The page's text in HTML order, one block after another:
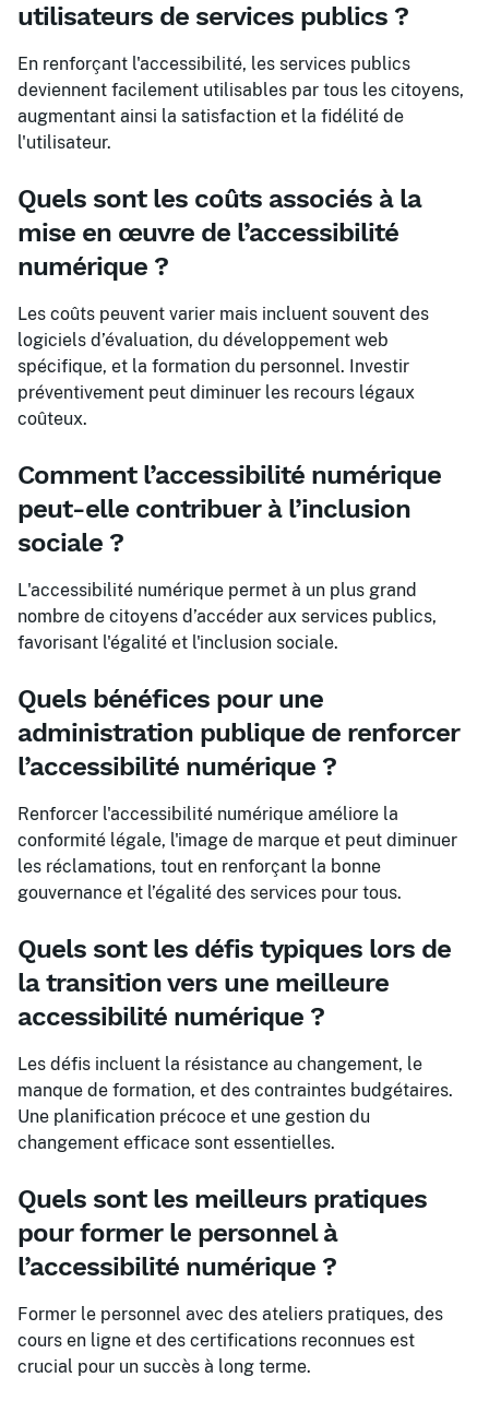
utilisateurs de services publics ?
En renforçant l'accessibilité, les services publics
deviennent facilement utilisables par tous les citoyens,
augmentant ainsi la satisfaction et la fidélité de
l'utilisateur.
Quels sont les coûts associés à la
mise en œuvre de l’accessibilité
numérique ?
Les coûts peuvent varier mais incluent souvent des
logiciels d’évaluation, du développement web
spécifique, et la formation du personnel. Investir
préventivement peut diminuer les recours légaux
coûteux.
Comment l’accessibilité numérique
peut-elle contribuer à l’inclusion
sociale ?
L'accessibilité numérique permet à un plus grand
nombre de citoyens d’accéder aux services publics,
favorisant l'égalité et l'inclusion sociale.
Quels bénéfices pour une
administration publique de renforcer
l’accessibilité numérique ?
Renforcer l'accessibilité numérique améliore la
conformité légale, l'image de marque et peut diminuer
les réclamations, tout en renforçant la bonne
gouvernance et l’égalité des services pour tous.
Quels sont les défis typiques lors de
la transition vers une meilleure
accessibilité numérique ?
Les défis incluent la résistance au changement, le
manque de formation, et des contraintes budgétaires.
Une planification précoce et une gestion du
changement efficace sont essentielles.
Quels sont les meilleurs pratiques
pour former le personnel à
l’accessibilité numérique ?
Former le personnel avec des ateliers pratiques, des
cours en ligne et des certifications reconnues est
crucial pour un succès à long terme.